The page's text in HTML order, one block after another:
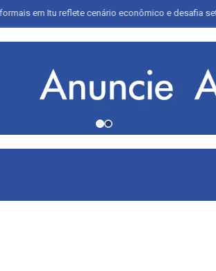
reflete cenário econômico e desafia setores